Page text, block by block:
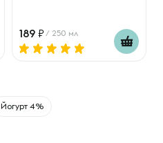
189 / 250 мл
Йогурт 4%